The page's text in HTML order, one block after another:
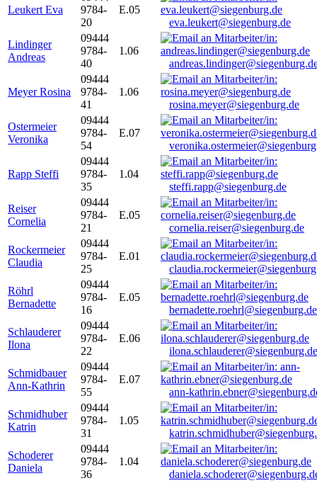
Leukert Eva
9784-
20
E.05
eva.leukert@siegenburg.de
Lindinger
Andreas
09444
9784-
40
1.06
Meyer Rosina
09444
9784-
41
1.06
rosina.meyer@siegenburg.de
Ostermeier
Veronika
09444
9784-
54
E.07
Rapp Steffi
09444
9784-
35
1.04
steffi.rapp@siegenburg.de
Reiser
Cornelia
09444
9784-
21
E.05
cornelia.reiser@siegenburg.de
Rockermeier
Claudia
09444
9784-
25
E.01
Röhrl
Bernadette
09444
9784-
16
E.05
bernadette.roehrl@siegenburg.de
Schlauderer
Ilona
09444
9784-
22
E.06
ilona.schlauderer@siegenburg.de
Schmidbauer
Ann-Kathrin
09444
9784-
55
E.07
ann-
Schmidhuber
Katrin
09444
9784-
31
1.05
Schoderer
Daniela
09444
9784-
36
1.04